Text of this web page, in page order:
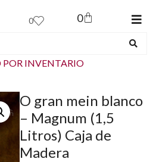
0 0
POR INVENTARIO
O gran mein blanco
– Magnum (1,5
Litros) Caja de
Madera